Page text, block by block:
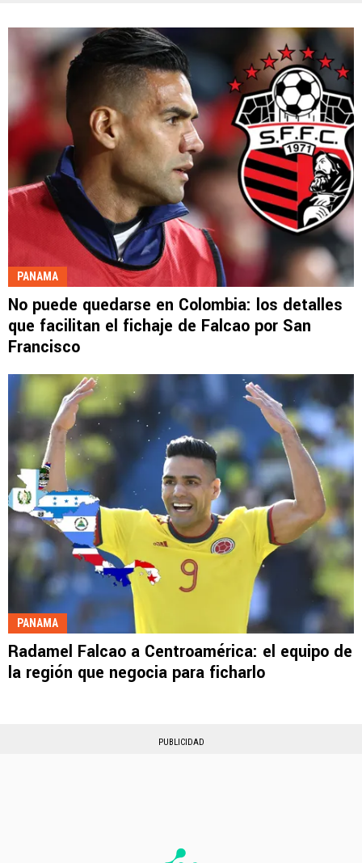
PANAMA
No puede quedarse en Colombia: los detalles
que facilitan el fichaje de Falcao por San
Francisco
PANAMA
Radamel Falcao a Centroamérica: el equipo de
la región que negocia para ficharlo
PUBLICIDAD